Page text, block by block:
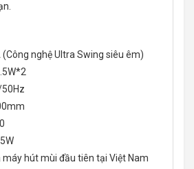
nghệ Ultra Swing siêu êm)
máy hút mùi đầu tiên tại Việt Nam